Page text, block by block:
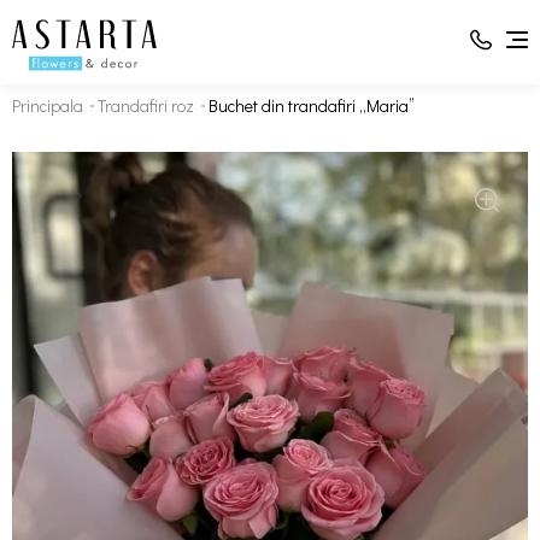
Principala Trandafiri roz Buchet din trandafiri „Maria”